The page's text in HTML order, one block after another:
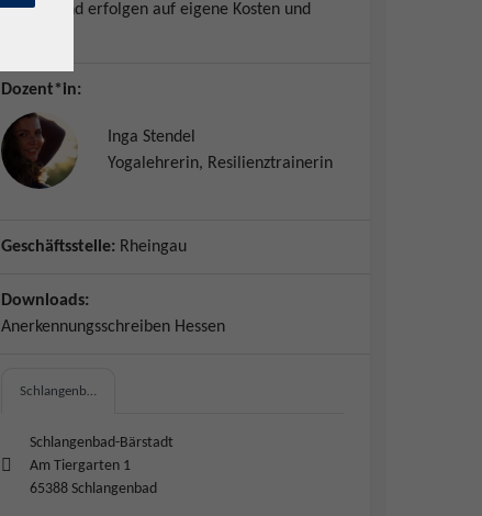
der vhs und erfolgen auf eigene Kosten und
Dozent*in:
Inga Stendel
Yogalehrerin, Resilienztrainerin
Geschäftsstelle: Rheingau
Downloads:
Anerkennungsschreiben Hessen
Schlangenb…
Schlangenbad-Bärstadt
Am Tiergarten 1
65388 Schlangenbad